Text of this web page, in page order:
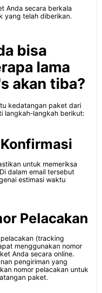
Anda secara berkala
yang telah diberikan.
bisa
lama
akan tiba?
kedatangan paket dari
langkah-langkah berikut:
untuk memeriksa
dalam email tersebut
estimasi waktu
Pelacakan
(tracking
menggunakan nomor
Anda secara online.
pengiriman yang
nomor pelacakan untuk
paket.